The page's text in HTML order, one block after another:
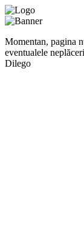
Momentan, pagina
eventualele
Dilego